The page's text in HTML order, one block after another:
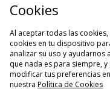
Cookies
Al aceptar todas las
cookies en tu dispositivo
analizar su uso y
que nada es para siempre,
modificar tus preferencias
nuestra Política de Cookies